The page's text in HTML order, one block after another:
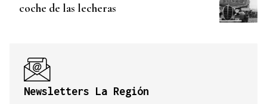
coche de las lecheras
Newsletters La Región